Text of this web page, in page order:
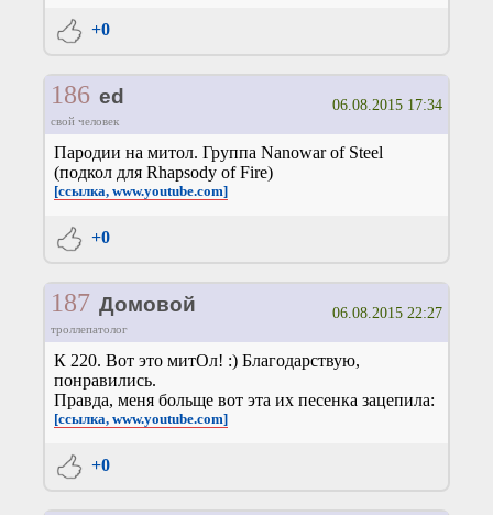
+0
186 ed
свой человек
06.08.2015 17:34
Пародии на митол. Группа Nanowar of Steel
(подкол для Rhapsody of Fire)
[ссылка, www.youtube.com]
+0
187 Домовой
троллепатолог
06.08.2015 22:27
К 220. Вот это митОл! :) Благодарствую,
понравились.
Правда, меня больще вот эта их песенка зацепила:
[ссылка, www.youtube.com]
+0